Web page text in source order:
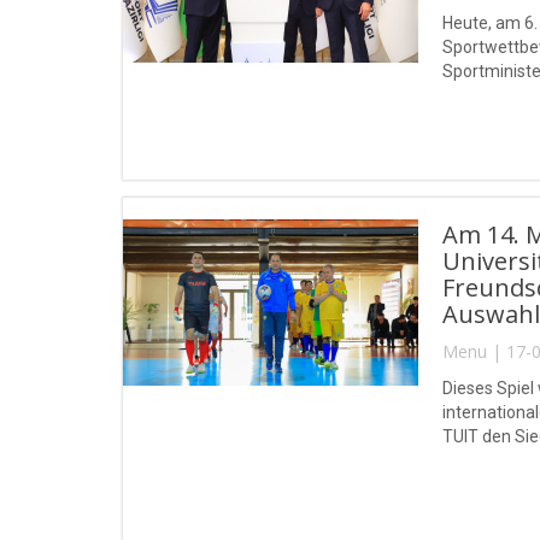
Heute, am
Am 14.
Menu | 17-
Dieses
TUIT den